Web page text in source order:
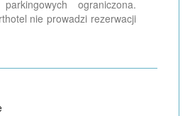
ograniczona.
nie prowadzi rezerwacji